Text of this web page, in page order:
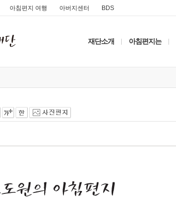
아침편지 여행 아버지센터 BDS
재단소개 아침편지는